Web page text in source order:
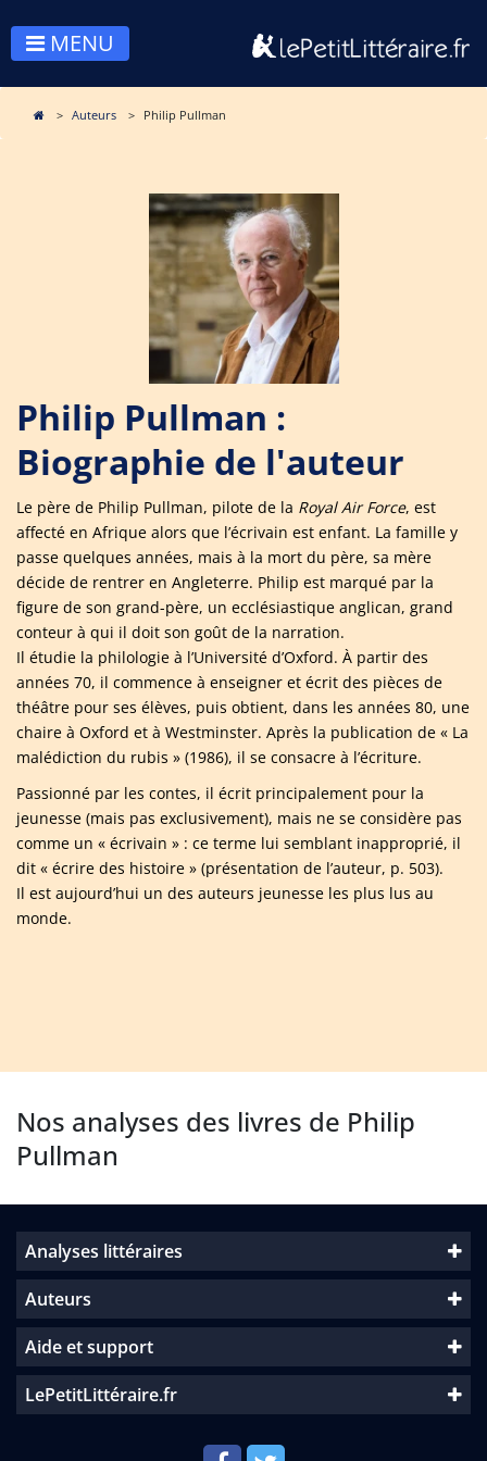
MENU
Auteurs Philip Pullman
Philip Pullman :
Biographie de l'auteur
Le père de Philip Pullman, pilote de la Royal Air Force, est
affecté en Afrique alors que l’écrivain est enfant. La famille y
passe quelques années, mais à la mort du père, sa mère
décide de rentrer en Angleterre. Philip est marqué par la
figure de son grand-père, un ecclésiastique anglican, grand
conteur à qui il doit son goût de la narration.
Il étudie la philologie à l’Université d’Oxford. À partir des
années 70, il commence à enseigner et écrit des pièces de
théâtre pour ses élèves, puis obtient, dans les années 80, une
chaire à Oxford et à Westminster. Après la publication de « La
malédiction du rubis » (1986), il se consacre à l’écriture.
Passionné par les contes, il écrit principalement pour la
jeunesse (mais pas exclusivement), mais ne se considère pas
comme un « écrivain » : ce terme lui semblant inapproprié, il
dit « écrire des histoire » (présentation de l’auteur, p. 503).
Il est aujourd’hui un des auteurs jeunesse les plus lus au
monde.
Nos analyses des livres de Philip
Pullman
Analyses littéraires
Auteurs
Aide et support
LePetitLittéraire.fr